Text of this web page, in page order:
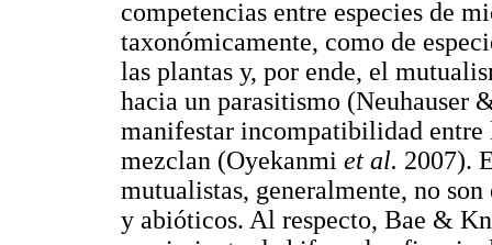
competencias entre especies de
taxonómicamente, como de
las plantas y, por ende, el
hacia un parasitismo (Neuhauser
manifestar incompatibilidad entre
mezclan (Oyekanmi et al. 2007).
mutualistas, generalmente, no
y abióticos. Al respecto, Bae &